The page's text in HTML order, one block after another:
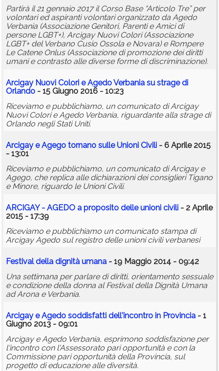
Partirà il 21 gennaio 2017 il Corso Base “Articolo Tre” per
volontari ed aspiranti volontari organizzato da Agedo
Verbania (Associazione Genitori, Parenti e Amici di
persone LGBT+), Arcigay Nuovi Colori (Associazione
LGBT+ del Verbano Cusio Ossola e Novara) e Rompere
Le Catene Onlus (Associazione di promozione dei diritti
umani e contrasto alle diverse forme di discriminazione).
Arcigay Nuovi Colori e Agedo Verbania su strage di
Orlando - 15 Giugno 2016 - 10:23
Riceviamo e pubblichiamo, un comunicato di Arcigay
Nuovi Colori e Agedo Verbania, riguardante alla strage di
Orlando negli Stati Uniti.
Arcigay e Agego tornano sulle Unioni Civili - 6 Aprile 2015
- 13:01
Riceviamo e pubblichiamo, un comunicato di Arcigay e
Agego, che replica alle dichiarazioni dei consiglieri Tigano
e Minore, riguardo le Unioni Civili.
ARCIGAY - AGEDO a proposito delle unioni civili - 2 Aprile
2015 - 17:39
Riceviamo e pubblichiamo un comunicato stampa di
Arcigay Agedo sul registro delle unioni civili verbanesi
Festival della dignità umana - 19 Maggio 2014 - 09:42
Una settimana per parlare di diritti, orientamento sessuale
e condizione della donna al Festival della Dignità Umana
ad Arona e Verbania.
Arcigay e Agedo soddisfatti dell'incontro in Provincia - 1
Giugno 2013 - 09:01
Arcigay e Agedo Verbania, esprimono soddisfazione per
l'incontro con l'Assessorato pari opportunità e con la
Commissione pari opportunità della Provincia, sul
progetto di educazione alle diversità.